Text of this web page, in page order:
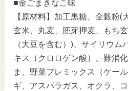
■金ごまきなこ味
【原材料】加工黒糖、全穀粉
玄米、丸麦、胚芽押麦、もち
（大豆を含む）)、サイリウ
キス（クロロゲン酸）、難消
ま、野菜プレミックス（ケー
ギ、アスパラガス、オクラ、